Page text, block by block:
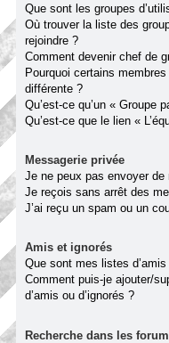
Que sont les groupes
Où trouver la liste des
rejoindre ?
Comment devenir chef de
Pourquoi certains
différente ?
Qu’est-ce qu’un « Groupe
Qu’est-ce que le lien «
Messagerie privée
Je ne peux pas envoyer
Je reçois sans arrêt des
J’ai reçu un spam ou un
Amis et ignorés
Que sont mes listes d’amis
Comment puis-je ajouter/
d’amis ou d’ignorés ?
Recherche dans les